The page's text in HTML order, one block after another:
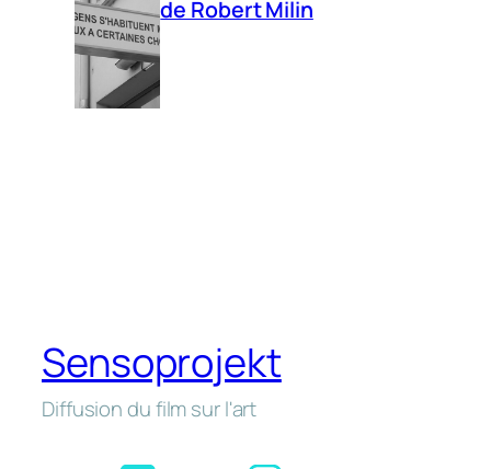
de Robert Milin
Sensoprojekt
Diffusion du film sur l'art